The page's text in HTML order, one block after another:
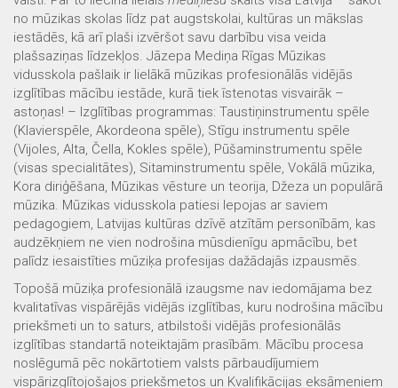
no mūzikas skolas līdz pat augstskolai, kultūras un mākslas
iestādēs, kā arī plaši izvēršot savu darbību visa veida
plašsaziņas līdzekļos. Jāzepa Mediņa Rīgas Mūzikas
vidusskola pašlaik ir lielākā mūzikas profesionālās vidējās
izglītības mācību iestāde, kurā tiek īstenotas visvairāk –
astoņas! – Izglītības programmas: Taustiņinstrumentu spēle
(Klavierspēle, Akordeona spēle), Stīgu instrumentu spēle
(Vijoles, Alta, Čella, Kokles spēle), Pūšaminstrumentu spēle
(visas specialitātes), Sitaminstrumentu spēle, Vokālā mūzika,
Kora diriģēšana, Mūzikas vēsture un teorija, Džeza un populārā
mūzika. Mūzikas vidusskola patiesi lepojas ar saviem
pedagogiem, Latvijas kultūras dzīvē atzītām personībām, kas
audzēkņiem ne vien nodrošina mūsdienīgu apmācību, bet
palīdz iesaistīties mūziķa profesijas dažādajās izpausmēs.
Topošā mūziķa profesionālā izaugsme nav iedomājama bez
kvalitatīvas vispārējās vidējās izglītības, kuru nodrošina mācību
priekšmeti un to saturs, atbilstoši vidējās profesionālās
izglītības standartā noteiktajām prasībām. Mācību procesa
noslēgumā pēc nokārtotiem valsts pārbaudījumiem
vispārizglītojošajos priekšmetos un Kvalifikācijas eksāmeniem